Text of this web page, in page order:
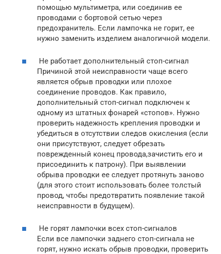
помощью мультиметра, или соединив ее
проводами с бортовой сетью через
предохранитель. Если лампочка не горит, ее
нужно заменить изделием аналогичной модели.
Не работает дополнительный стоп-сигнал
Причиной этой неисправности чаще всего
является обрыв проводки или плохое
соединение проводов. Как правило,
дополнительный стоп-сигнал подключен к
одному из штатных фонарей «стопов». Нужно
проверить надежность крепления проводки и
убедиться в отсутствии следов окисления (если
они присутствуют, следует обрезать
поврежденный конец провода,зачистить его и
присоединить к патрону). При выявлении
обрыва проводки ее следует протянуть заново
(для этого стоит использовать более толстый
провод, чтобы предотвратить появление такой
неисправности в будущем).
Не горят лампочки всех стоп-сигналов
Если все лампочки заднего стоп-сигнала не
горят, нужно искать обрыв проводки, проверить